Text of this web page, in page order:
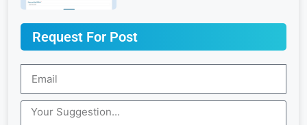
Request For Post